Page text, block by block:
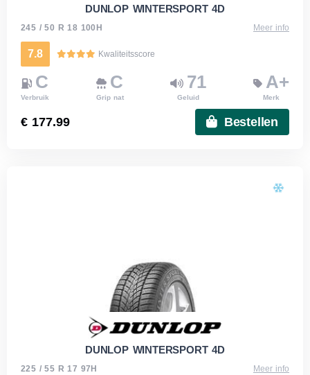
DUNLOP WINTERSPORT 4D
245 / 50 R 18 100H Meer info
7.8 Kwaliteitsscore
C
Verbruik
C
Grip nat
71
Geluid
A+
Merk
€ 177.99 Bestellen
DUNLOP WINTERSPORT 4D
225 / 55 R 17 97H Meer info